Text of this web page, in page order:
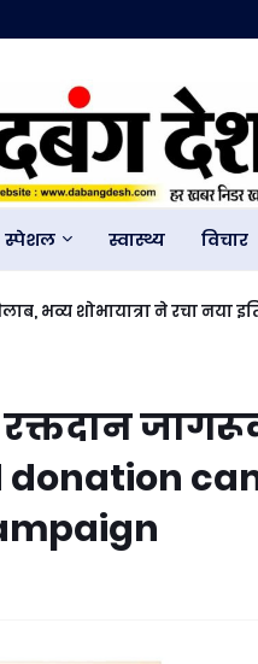
स्पेशल स्वास्थ्य विचार
भव्य शोभायात्रा ने रचा
रक्तदान